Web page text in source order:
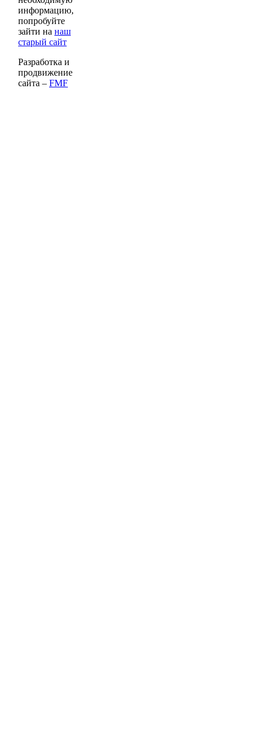
информацию,
попробуйте
зайти на наш
старый сайт
Разработка и
продвижение
сайта – FMF